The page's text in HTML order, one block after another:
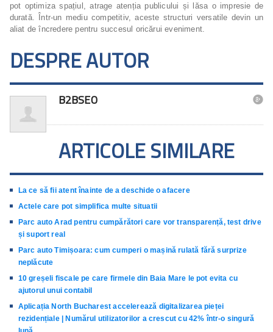
pot optimiza spațiul, atrage atenția publicului și lăsa o impresie de
durată. Într-un mediu competitiv, aceste structuri versatile devin un
aliat de încredere pentru succesul oricărui eveniment.
DESPRE AUTOR
B2BSEO 
ARTICOLE SIMILARE
La ce să fii atent înainte de a deschide o afacere
Actele care pot simplifica multe situatii
Parc auto Arad pentru cumpărători care vor transparență, test drive
și suport real
Parc auto Timișoara: cum cumperi o mașină rulată fără surprize
neplăcute
10 greșeli fiscale pe care firmele din Baia Mare le pot evita cu
ajutorul unui contabil
Aplicația North Bucharest accelerează digitalizarea pieței
rezidențiale | Numărul utilizatorilor a crescut cu 42% într-o singură